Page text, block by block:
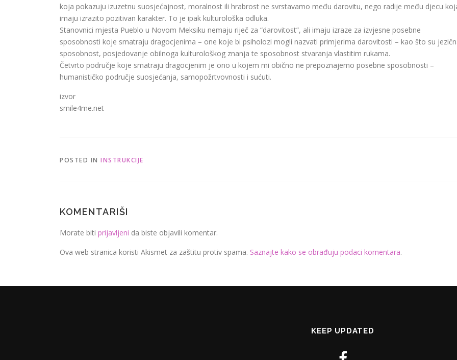
koja pokazuju izuzetnu suosjećajnost, moralnost ili hrabrost ne svrstavamo među darovitu, nego radije među djecu
imaju izrazito pozitivan karakter. To je ipak kulturološka odluka.
Stanovnici mjesta Pueblo u Novom Meksiku nemaju riječ za “darovitost”, ali imaju izraze za izvjesne posebne
sposobnosti koje smatraju dragocjenima – one koje bi psiholozi mogli nazvati primjerima darovitosti – kao što su
sposobnost, posjedovanje obilnoga kulturološkog znanja te sposobnost stvaranja vlastitim rukama.
Četvrto područje koje smatraju dragocjenim je ono u kojem mi obično ne prepoznajemo posebne sposobnosti –
humanističko područje suosjećanja, samopožrtvovnosti i sućuti.
izvor
smile4me.net
POSTED IN INSTRUKCIJE
KOMENTARIŠI
Morate biti prijavljeni da biste objavili komentar.
Ova web stranica koristi Akismet za zaštitu protiv spama. Saznajte kako se obrađuju podaci komentara.
KEEP UPDATED